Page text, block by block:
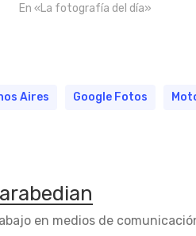
En «La fotografía del día»
Aires Google Fotos
en medios de